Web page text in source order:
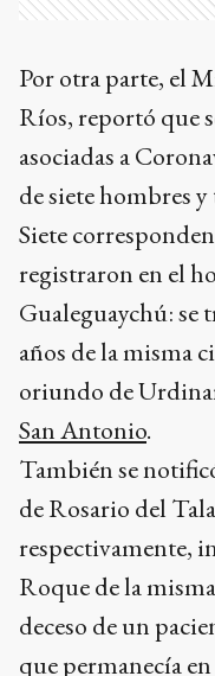
Por otra parte, el
Ríos, reportó que
asociadas a
de siete hombres y
Siete
registraron en el
Gualeguaychú: se
años de la misma
oriundo de
San Antonio.
También se
de Rosario del
respectivamente,
Roque de la
deceso de un
que permanecía